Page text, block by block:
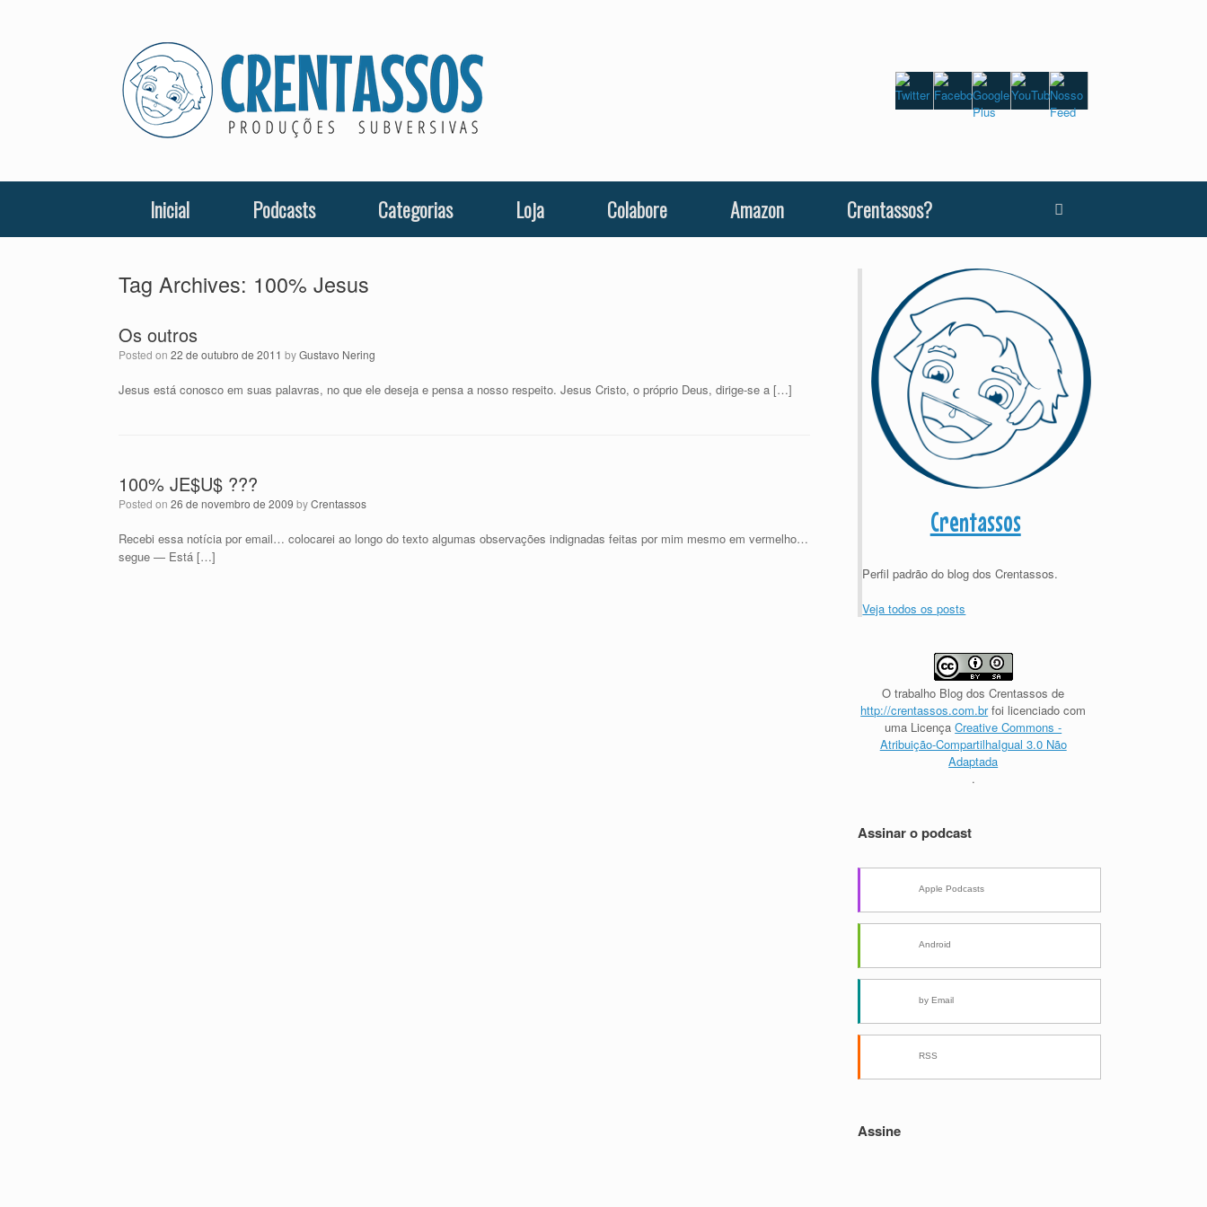
Inicial Podcasts Categorias Loja Colabore Amazon Crentassos?
Tag Archives: 100% Jesus
Os outros
Posted on 22 de outubro de 2011 byGustavo Nering
Jesus está conosco em suas palavras, no que ele deseja e pensa a nosso respeito. Jesus Cristo, o próprio Deus, dirige-se a […]
100% JE$U$ ???
Posted on 26 de novembro de 2009 byCrentassos
Recebi essa notícia por email… colocarei ao longo do texto algumas observações indignadas feitas por mim mesmo em vermelho…
segue — Está […]
Crentassos
Perfil padrão do blog dos Crentassos.
Veja todos os posts
O trabalho Blog dos Crentassos de
http://crentassos.com.brfoi licenciado com
uma LicençaCreative Commons -
Atribuição-CompartilhaIgual 3.0 Não
Adaptada
.
Assinar o podcast
Apple Podcasts
Android
by Email
RSS
Assine